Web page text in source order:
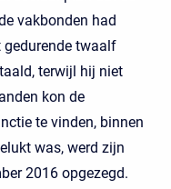
vakbonden had
gedurende twaalf
terwijl hij niet
kon de
te vinden, binnen
was, werd zijn
2016 opgezegd.